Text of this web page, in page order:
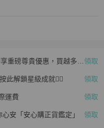
重磅尊貴優惠，買越多、 領取
此解鎖星級成就👆🏻 領取
運費 領取
安「安心購正貨鑑定」 領取